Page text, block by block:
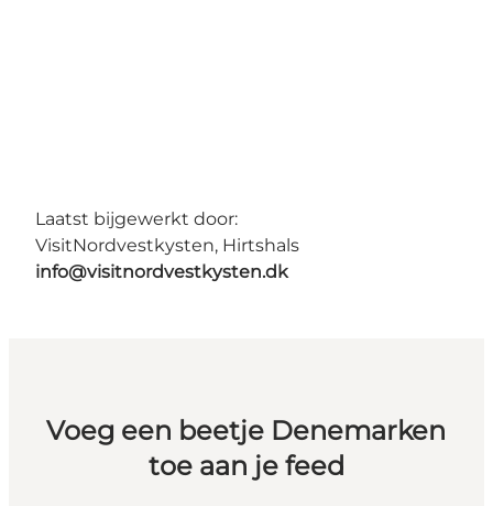
Laatst bijgewerkt door:
VisitNordvestkysten, Hirtshals
info@visitnordvestkysten.dk
Voeg een beetje Denemarken
toe aan je feed